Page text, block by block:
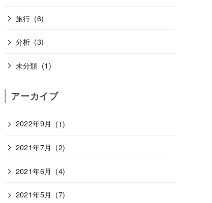
旅行 (6)
分析 (3)
未分類 (1)
アーカイブ
2022年9月 (1)
2021年7月 (2)
2021年6月 (4)
2021年5月 (7)